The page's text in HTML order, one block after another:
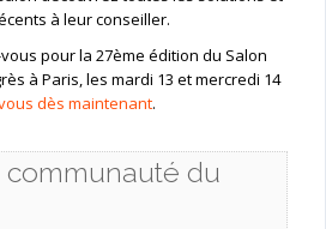
à leur conseiller.
pour la 27ème édition du Salon
à Paris, les mardi 13 et mercredi 14
dès maintenant.
communauté du